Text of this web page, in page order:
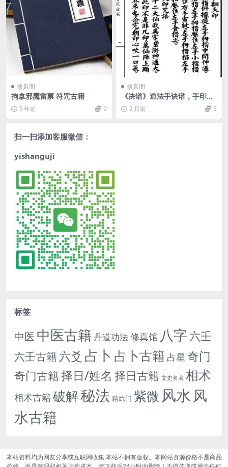
修真阁
拘拿邪魔雷票 符咒古籍
5 年前 9
修真阁
《决谱》道法手诀谱，手印图
秘本2 月前 5
扫一扫添加客服微信：
yishanguji
标签
中医 中医古籍 丹道功法修真馆 八字 六壬
六壬古籍 六爻 占卜 占卜古籍 占星 奇门
奇门古籍择日/姓名 择日古籍 文史名著 相术
相术古籍破解秘法 精武门 紫微 风水 风
水古籍
本站资料均为网友分享或互联网收集,本站不拥有版权。本网站资源价格不是商品